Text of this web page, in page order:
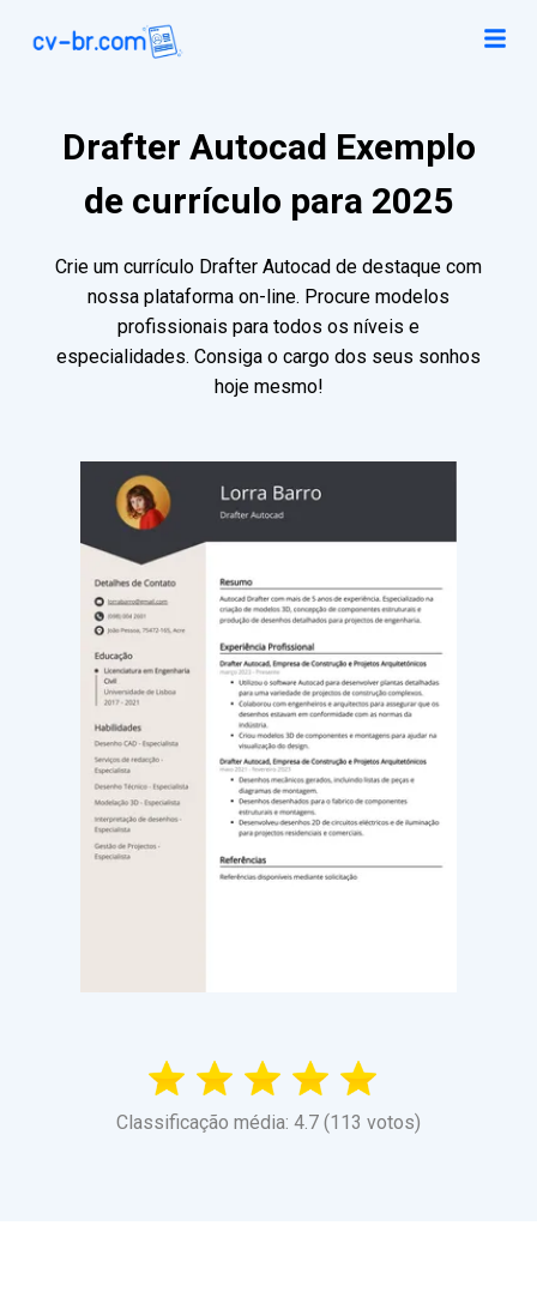
Drafter Autocad Exemplo
de currículo para 2025
Crie um currículo Drafter Autocad de destaque com
nossa plataforma on-line. Procure modelos
profissionais para todos os níveis e
especialidades. Consiga o cargo dos seus sonhos
hoje mesmo!
Classificação média: 4.7 (113 votos)